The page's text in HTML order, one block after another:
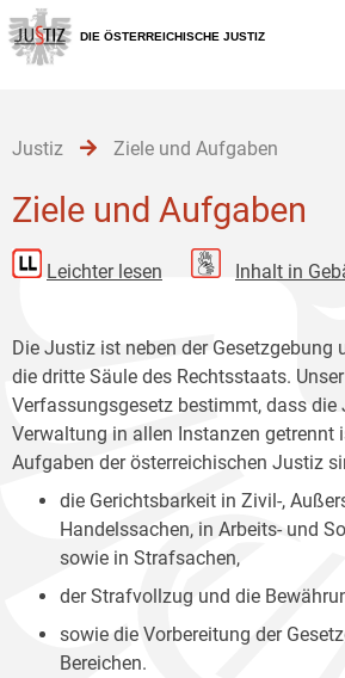
Zur
Hauptnavigation
[1]
Zum
Inhalt
[2]
Zum
Untermenü
[3]
DIE ÖSTERREICHISCHE JUSTIZ
Justiz Ziele und Aufgaben
Ziele und Aufgaben
Leichter lesen Inhalt in
Die Justiz ist neben der Gesetzgebung
die dritte Säule des Rechtsstaats.
Verfassungsgesetz bestimmt, dass die
Verwaltung in allen Instanzen getrennt
Aufgaben der österreichischen Justiz
die Gerichtsbarkeit in Zivil-,
Handelssachen, in Arbeits- und
sowie in Strafsachen,
der Strafvollzug und die
sowie die Vorbereitung der
Bereichen.